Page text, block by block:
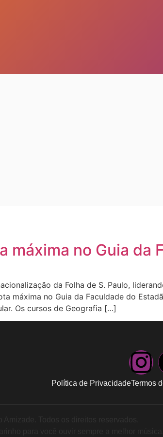
máxima no Guia da
da Folha de S. Paulo,
máxima no Guia da Faculdade do
Os cursos de Geografia […]
Política de PrivacidadeTermos